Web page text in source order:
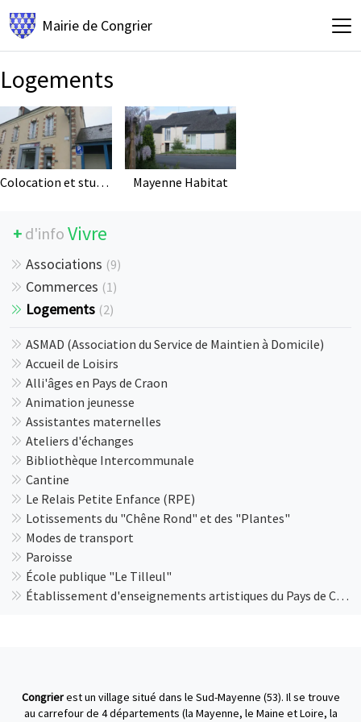
Mairie de Congrier
Logements
Colocation et studio meublés Mayenne Habitat
+ d'info Vivre
Associations (9)
Commerces (1 )
Logements (2)
ASMAD (Association du Service de Maintien à Domicile)
Accueil de Loisirs
Alli'âges en Pays de Craon
Animation jeunesse
Assistantes maternelles
Ateliers d'échanges
Bibliothèque Intercommunale
Cantine
Le Relais Petite Enfance (RPE)
Lotissements du "Chêne Rond" et des "Plantes"
Modes de transport
Paroisse
École publique "Le Tilleul"
Établissement d'enseignements artistiques du Pays de Craon
Congrierest un village situé dans le Sud-Mayenne (53). Il se trouve
au carrefour de 4 départements (la Mayenne, le Maine et Loire, la